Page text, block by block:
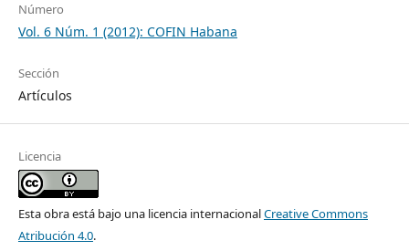
Número
Vol. 6 Núm. 1 (2012): COFIN Habana
Sección
Artículos
Licencia
Esta obra está bajo una licencia internacionalCreative Commons
Atribución 4.0.